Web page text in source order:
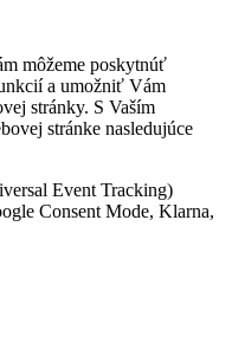
môžeme poskytnúť
a umožniť Vám
stránky. S Vaším
stránke nasledujúce
Event Tracking)
Consent Mode, Klarna,